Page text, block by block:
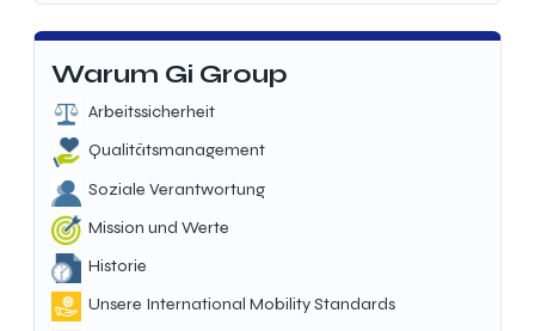
Warum Gi Group
Arbeitssicherheit
Qualitätsmanagement
Soziale Verantwortung
Mission und Werte
Historie
Unsere International Mobility Standards